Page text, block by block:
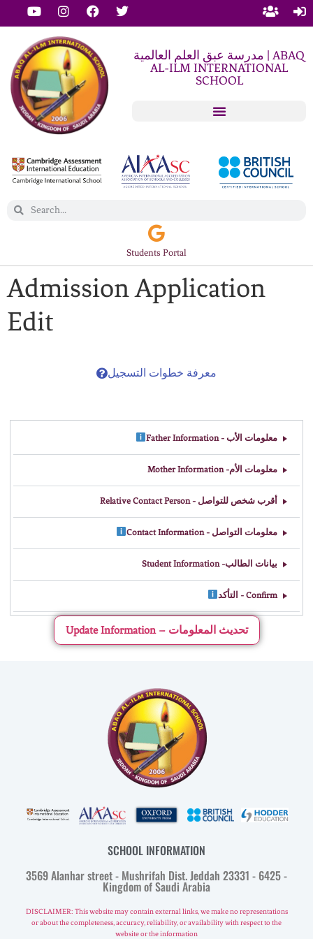
مدرسة عبق العلم العالمية | ABAQ
AL-ILM INTERNATIONAL
SCHOOL
Students Portal
Admission Application
Edit
معرفة خطوات التسجيل
معلومات الأب - Father Information
معلومات الأم- Mother Information
أقرب شخص للتواصل - Relative Contact Person
معلومات التواصل - Contact Information
بيانات الطالب- Student Information
Confirm - التأكد
Update Information – تحديث المعلومات
SCHOOL INFORMATION
3569 Alanhar street - Mushrifah Dist. Jeddah 23331 - 6425 -
Kingdom of Saudi Arabia
DISCLAIMER: This website may contain external links, we make no representations
or about the completeness, accuracy, reliability, or availability with respect to the
website or the information